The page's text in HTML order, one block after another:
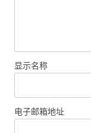
显示名称
电子邮箱地址